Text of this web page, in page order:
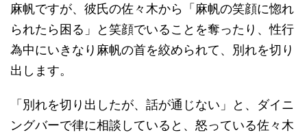
麻帆ですが、彼氏の佐々木から「麻帆の笑顔に惚れ
られたら困る」と笑顔でいることを奪ったり、性行
為中にいきなり麻帆の首を絞められて、別れを切り
出します。
「別れを切り出したが、話が通じない」と、ダイニ
ングバーで律に相談していると、怒っている佐々木